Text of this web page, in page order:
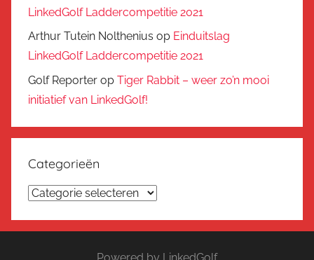
LinkedGolf Laddercompetitie 2021
Arthur Tutein Nolthenius op Einduitslag
LinkedGolf Laddercompetitie 2021
Golf Reporter op Tiger Rabbit – weer zo’n mooi
initiatief van LinkedGolf!
Categorieën
Categorieën
Powered by LinkedGolf